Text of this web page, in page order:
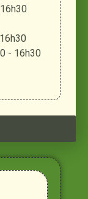
- 16h30